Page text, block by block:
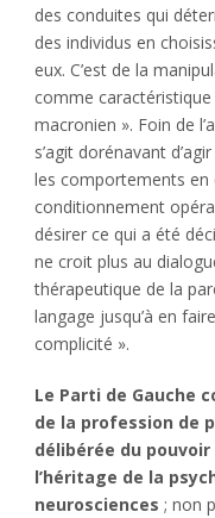
des conduites qui
des individus en
eux. C’est de la
comme
macronien ». Foin de
s’agit dorénavant
les comportements en
conditionnement
désirer ce qui a été
ne croit plus au
thérapeutique de la
langage jusqu’à en
complicité ».
Le Parti de Gauche
de la profession de
délibérée du
l’héritage de la
neurosciences ; non